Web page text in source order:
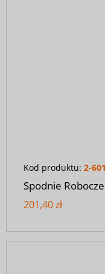
Kod produktu: 2-
Spodnie
201,40 zł